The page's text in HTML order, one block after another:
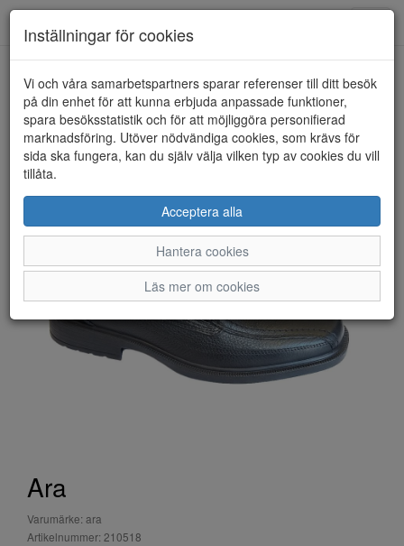
HEM ARA
Ara
Varumärke: ara
Artikelnummer: 210518
Inställningar för cookies
Vi och våra samarbetspartners sparar referenser till ditt besök
på din enhet för att kunna erbjuda anpassade funktioner,
spara besöksstatistik och för att möjliggöra personifierad
marknadsföring. Utöver nödvändiga cookies, som krävs för
sida ska fungera, kan du själv välja vilken typ av cookies du vill
tillåta.
Acceptera alla
Hantera cookies
Läs mer om cookies